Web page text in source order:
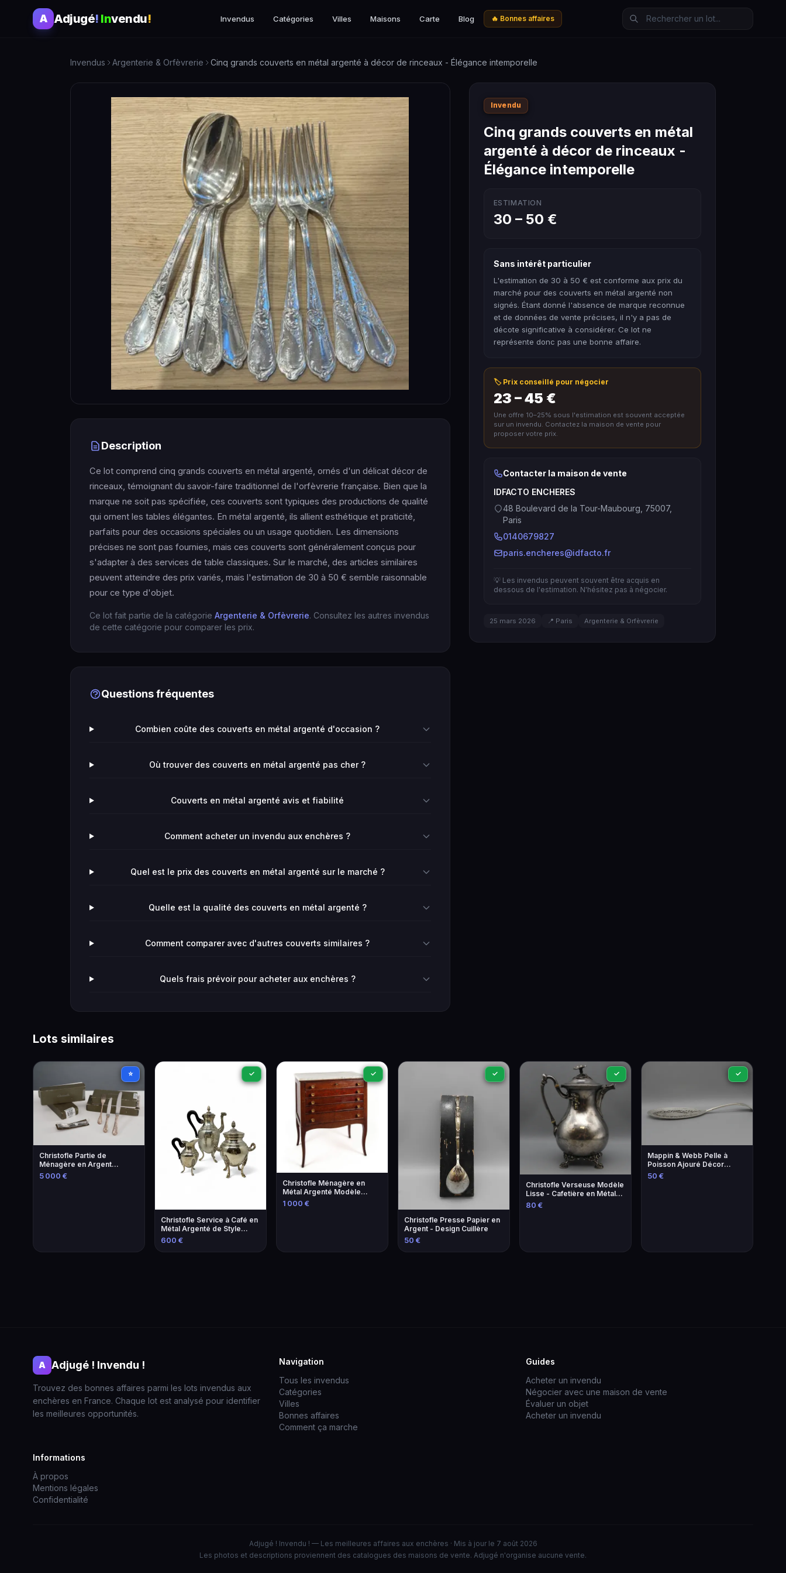
A Adjugé! Invendu! Invendus Catégories Villes Maisons Carte Blog 🔥 Bonnes affaires
Invendus Argenterie & Orfèvrerie Cinq grands couverts en métal argenté à décor de rinceaux - Élégance intemporelle
Description
Ce lot comprend cinq grands couverts en métal argenté, ornés d'un délicat décor de
rinceaux, témoignant du savoir-faire traditionnel de l'orfèvrerie française. Bien que la
marque ne soit pas spécifiée, ces couverts sont typiques des productions de qualité
qui ornent les tables élégantes. En métal argenté, ils allient esthétique et praticité,
parfaits pour des occasions spéciales ou un usage quotidien. Les dimensions
précises ne sont pas fournies, mais ces couverts sont généralement conçus pour
s'adapter à des services de table classiques. Sur le marché, des articles similaires
peuvent atteindre des prix variés, mais l'estimation de 30 à 50 € semble raisonnable
pour ce type d'objet.
Ce lot fait partie de la catégorie Argenterie & Orfèvrerie. Consultez les autres invendus
de cette catégorie pour comparer les prix.
Questions fréquentes
Combien coûte des couverts en métal argenté d'occasion ?
Où trouver des couverts en métal argenté pas cher ?
Couverts en métal argenté avis et fiabilité
Comment acheter un invendu aux enchères ?
Quel est le prix des couverts en métal argenté sur le marché ?
Quelle est la qualité des couverts en métal argenté ?
Comment comparer avec d'autres couverts similaires ?
Quels frais prévoir pour acheter aux enchères ?
Invendu
Cinq grands couverts en métal
argenté à décor de rinceaux -
Élégance intemporelle
ESTIMATION
30 – 50 €
Sans intérêt particulier
L'estimation de 30 à 50 € est conforme aux prix du
marché pour des couverts en métal argenté non
signés. Étant donné l'absence de marque reconnue
et de données de vente précises, il n'y a pas de
décote significative à considérer. Ce lot ne
représente donc pas une bonne affaire.
🏷️ Prix conseillé pour négocier
23 – 45 €
Une offre 10–25% sous l'estimation est souvent acceptée
sur un invendu. Contactez la maison de vente pour
proposer votre prix.
Contacter la maison de vente
IDFACTO ENCHERES
48 Boulevard de la Tour-Maubourg, 75007,
Paris
0140679827
paris.encheres@idfacto.fr
💡 Les invendus peuvent souvent être acquis en
dessous de l'estimation. N'hésitez pas à négocier.
25 mars 2026 📍 Paris Argenterie & Orfèvrerie
Lots similaires
⭐
Christofle Partie de
Ménagère en Argent
Sterling 925
5 000 €
✓
Christofle Service à Café en
Métal Argenté de Style
Empire
600 €
✓
Christofle Ménagère en
Métal Argenté Modèle
Coquille - Élégance et
1 000 €
✓
Christofle Presse Papier en
Argent - Design Cuillère
50 €
✓
Christofle Verseuse Modèle
Lisse - Cafetière en Métal
Argenté
80 €
✓
Mappin & Webb Pelle à
Poisson Ajouré Décor
Saumon - Argenterie
50 €
A Adjugé ! Invendu !
Trouvez des bonnes affaires parmi les lots invendus aux
enchères en France. Chaque lot est analysé pour identifier
les meilleures opportunités.
Navigation
Tous les invendus
Catégories
Villes
Bonnes affaires
Comment ça marche
Guides
Acheter un invendu
Négocier avec une maison de vente
Évaluer un objet
Acheter un invendu
Informations
À propos
Mentions légales
Confidentialité
Adjugé ! Invendu ! — Les meilleures affaires aux enchères · Mis à jour le 7 août 2026
Les photos et descriptions proviennent des catalogues des maisons de vente. Adjugé n'organise aucune vente.